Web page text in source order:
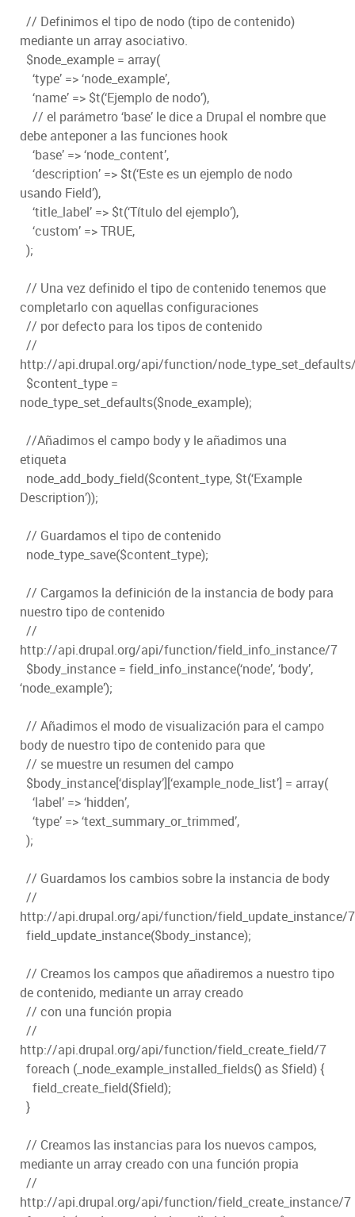
// Definimos el tipo de nodo (tipo de contenido)
mediante un array asociativo.
$node_example = array(
‘type’ => ‘node_example’,
‘name’ => $t(‘Ejemplo de nodo’),
// el parámetro ‘base’ le dice a Drupal el nombre que
debe anteponer a las funciones hook
‘base’ => ‘node_content’,
‘description’ => $t(‘Este es un ejemplo de nodo
usando Field’),
‘title_label’ => $t(‘Título del ejemplo’),
‘custom’ => TRUE,
);
// Una vez definido el tipo de contenido tenemos que
completarlo con aquellas configuraciones
// por defecto para los tipos de contenido
//
http://api.drupal.org/api/function/
$content_type =
node_type_set_defaults($node_example);
//Añadimos el campo body y le añadimos una
etiqueta
node_add_body_field($content_type, $t(‘Example
Description’));
// Guardamos el tipo de contenido
node_type_save($content_type);
// Cargamos la definición de la instancia de body para
nuestro tipo de contenido
//
http://api.drupal.org/api/function/field_info_instance/7
$body_instance = field_info_instance(‘node’, ‘body’,
‘node_example’);
// Añadimos el modo de visualización para el campo
body de nuestro tipo de contenido para que
// se muestre un resumen del campo
$body_instance[‘display’][‘example_node_list’] = array(
‘label’ => ‘hidden’,
‘type’ => ‘text_summary_or_trimmed’,
);
// Guardamos los cambios sobre la instancia de body
//
http://api.drupal.org/api/function/field_update_instance/7
field_update_instance($body_instance);
// Creamos los campos que añadiremos a nuestro tipo
de contenido, mediante un array creado
// con una función propia
//
http://api.drupal.org/api/function/field_create_field/7
foreach (_node_example_installed_fields() as $field) {
field_create_field($field);
}
// Creamos las instancias para los nuevos campos,
mediante un array creado con una función propia
//
http://api.drupal.org/api/function/field_create_instance/7